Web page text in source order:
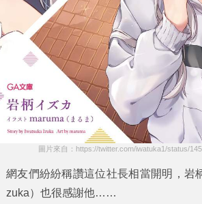
圖片來自：https://twitter.com/iwatuka1/status/
網友們紛紛稱讚這位社長相當開明， 岩
zuka） 也很感謝他……